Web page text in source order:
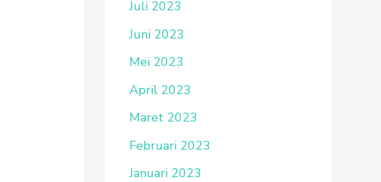
Juli 2023
Juni 2023
Mei 2023
April 2023
Maret 2023
Februari 2023
Januari 2023